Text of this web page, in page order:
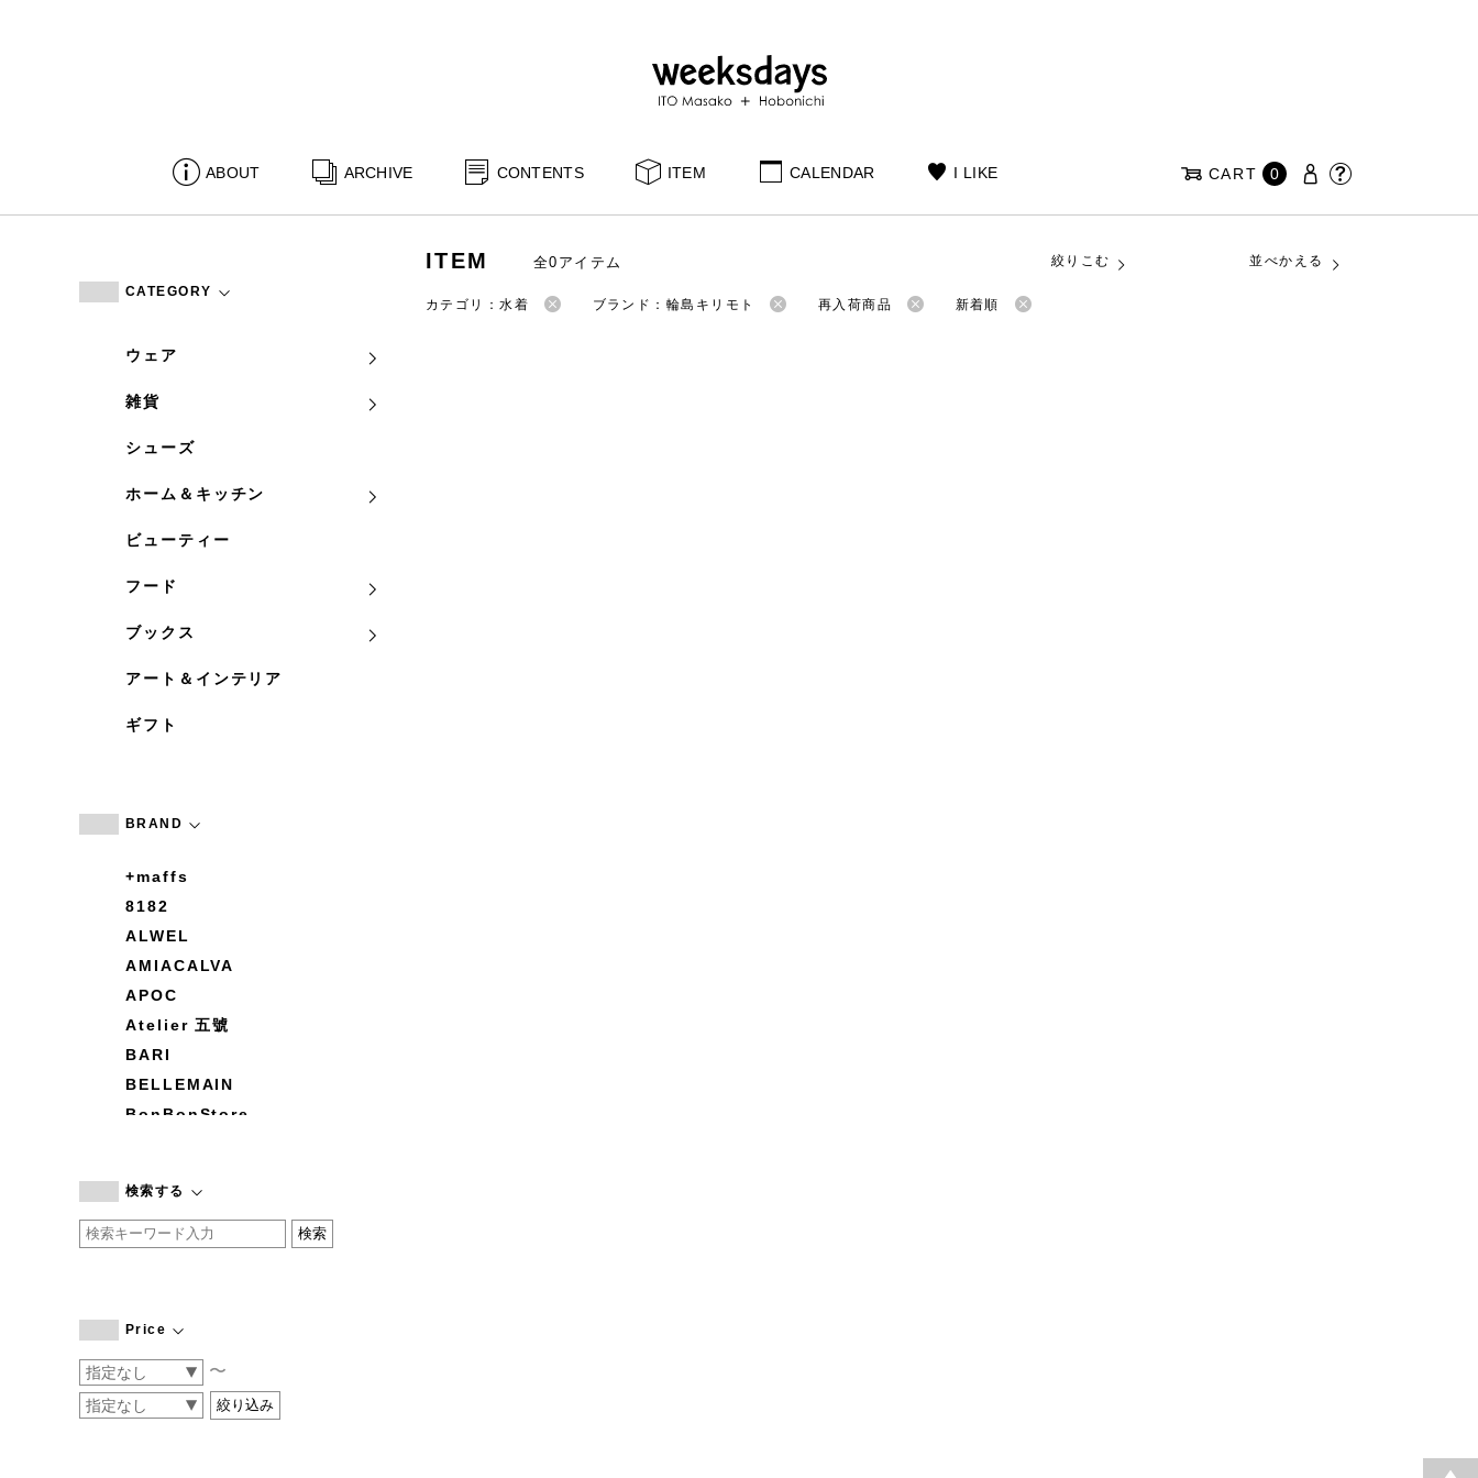
ABOUT ARCHIVE CONTENTS ITEM CALENDAR I LIKE CART 0
CATEGORY
ウェア
雑貨
シューズ
ホーム＆キッチン
ビューティー
フード
ブックス
アート＆インテリア
ギフト
BRAND
+maffs
8182
ALWEL
AMIACALVA
APOC
Atelier 五號
BARI
BELLEMAIN
BonBonStore
by basics
CATWORTH
COGTHEBIGSMOKE
CONVERSE
DEAN & DELUCA
検索する
Price
〜
ITEM 全0アイテム 絞りこむ 並べかえる
カテゴリ：水着 ブランド：輪島キリモト 再入荷商品 新着順